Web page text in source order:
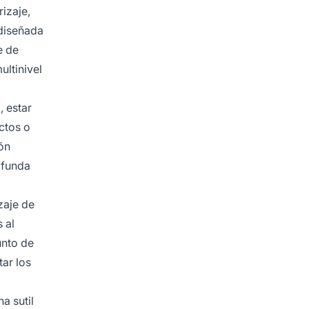
de
estar
o
de
al
de
los
sutil